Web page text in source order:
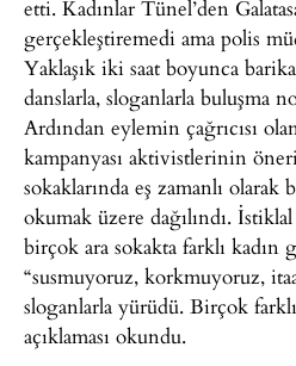
etti. Kadınlar Tünel’den
gerçekleştiremedi ama polis
Yaklaşık iki saat boyunca
danslarla, sloganlarla buluşma
Ardından eylemin çağrıcısı
kampanyası aktivistlerinin
sokaklarında eş zamanlı olarak
okumak üzere dağılındı.
birçok ara sokakta farklı kadın
“susmuyoruz, korkmuyoruz,
sloganlarla yürüdü. Birçok
açıklaması okundu.